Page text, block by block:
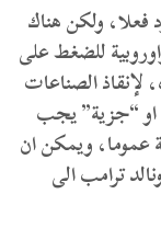
فعلا، ولكن هناك
للضغط على
الصناعات
او “جزية” يجب
عموما، ويمكن ان
ترامب الى